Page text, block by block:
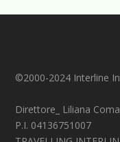
©2000-2024 Interline
Direttore_ Liliana
P.I. 04136751007